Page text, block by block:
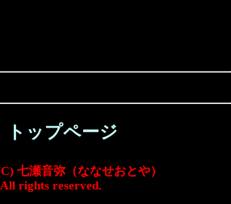
トップページ
七瀬音弥（ななせおとや）
All rights reserved.